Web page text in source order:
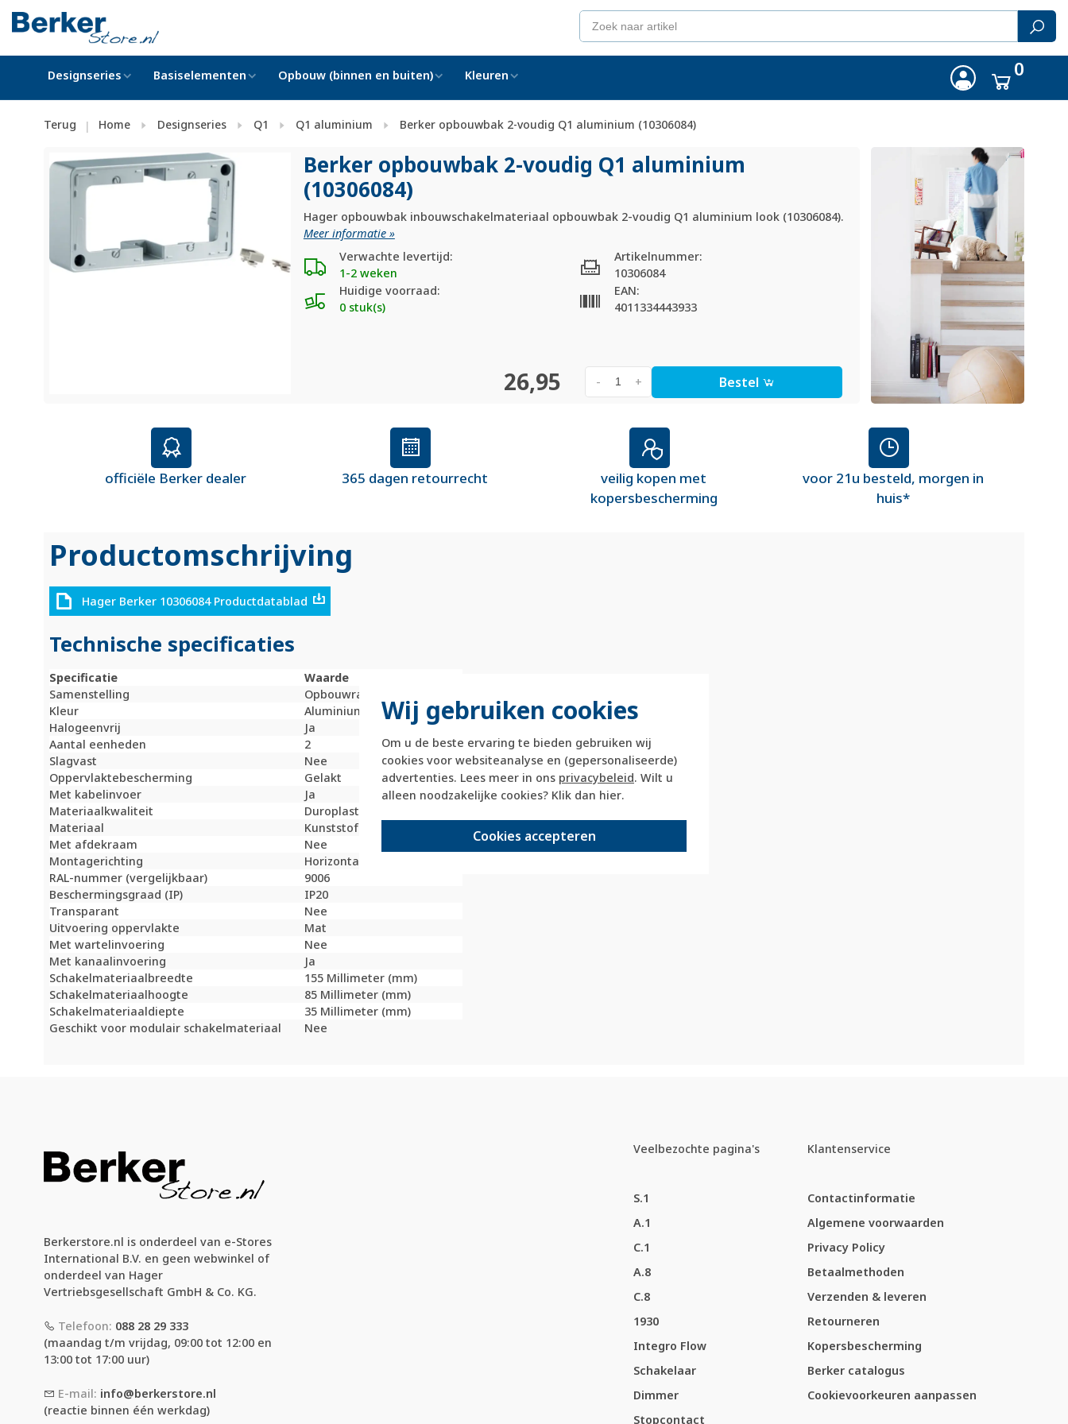
Wij gebruiken cookies
Om u de beste ervaring te bieden gebruiken wij
cookies voor websiteanalyse en (gepersonaliseerde)
advertenties. Lees meer in ons privacybeleid. Wilt u
alleen noodzakelijke cookies? Klik dan hier.
Cookies accepteren
Designseries Basiselementen Opbouw (binnen en buiten) Kleuren 0
Terug | Home Designseries Q1 Q1 aluminium Berker opbouwbak 2-voudig Q1 aluminium (10306084)
Berker opbouwbak 2-voudig Q1 aluminium
(10306084)
Hager opbouwbak inbouwschakelmateriaal opbouwbak 2-voudig Q1 aluminium look (10306084).
Meer informatie »
Verwachte levertijd:
1-2 weken
Huidige voorraad:
0 stuk(s)
Artikelnummer:
10306084
EAN:
4011334443933
26,95 +
- Bestel
officiële Berker dealer 365 dagen retourrecht
veilig kopen met
kopersbescherming
voor 21u besteld, morgen in
huis*
Productomschrijving
Hager Berker 10306084 Productdatablad
Technische specificaties
Specificatie
Waarde
Samenstelling
Opbouwrand
Kleur
Aluminium
Halogeenvrij
Ja
Aantal eenheden
2
Slagvast
Nee
Oppervlaktebescherming
Gelakt
Met kabelinvoer
Ja
Materiaalkwaliteit
Duroplast
Materiaal
Kunststof
Met afdekraam
Nee
Montagerichting
Horizontaal en verticaal
RAL-nummer (vergelijkbaar)
9006
Beschermingsgraad (IP)
IP20
Transparant
Nee
Uitvoering oppervlakte
Mat
Met wartelinvoering
Nee
Met kanaalinvoering
Ja
Schakelmateriaalbreedte
155 Millimeter (mm)
Schakelmateriaalhoogte
85 Millimeter (mm)
Schakelmateriaaldiepte
35 Millimeter (mm)
Geschikt voor modulair schakelmateriaal
Nee
Berkerstore.nl is onderdeel van e-Stores
International B.V. en geen webwinkel of
onderdeel van Hager
Vertriebsgesellschaft GmbH & Co. KG.
Telefoon: 088 28 29 333
(maandag t/m vrijdag, 09:00 tot 12:00 en
13:00 tot 17:00 uur)
E-mail: info@berkerstore.nl
(reactie binnen één werkdag)
Veelbezochte pagina's
S.1
A.1
C.1
A.8
C.8
1930
Integro Flow
Schakelaar
Dimmer
Stopcontact
Klantenservice
Contactinformatie
Algemene voorwaarden
Privacy Policy
Betaalmethoden
Verzenden & leveren
Retourneren
Kopersbescherming
Berker catalogus
Cookievoorkeuren aanpassen